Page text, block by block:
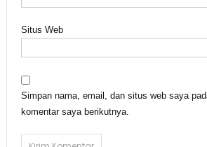
Situs Web
Simpan nama, email, dan situs web saya
komentar saya berikutnya.